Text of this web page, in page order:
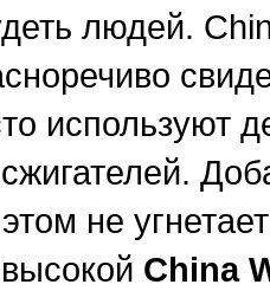
людей.
используют
не
China